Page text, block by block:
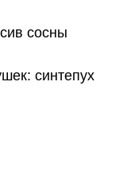
сосны
синтепух